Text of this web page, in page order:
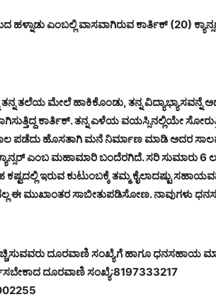
ಹಳ್ನಾಡು ಎಂಬಲ್ಲಿ ವಾಸವಾಗಿರುವ ಕಾರ್ತಿಕ್ (20)
ತಲೆಯ ಮೇಲೆ ಹಾಕಿಕೊಂಡು, ತನ್ನ ವಿದ್ಯಾಭ್ಯಾಸವನ್ನೆ
ಕಾರ್ತಿಕ್. ತನ್ನ ಎಳೆಯ ವಯಸ್ಸಿನಲ್ಲಿಯೇ
ಪಡೆದು ಹೊಸತಾಗಿ ಮನೆ ನಿರ್ಮಾಣ ಮಾಡಿ ಅದರ
ಎಂಬ ಮಹಾಮಾರಿ ಬಂದೆರಗಿದೆ. ಸರಿ ಸುಮಾರು 6
ಕಷ್ಟದಲ್ಲಿ ಇರುವ ಕುಟುಂಬಕ್ಕೆ ತಮ್ಮ ಕೈಲಾದಷ್ಟು
ಈ ಮುಖಾಂತರ ಸಾಬೀತುಪಡಿಸೋಣ. ನಾವುಗಳು
ದೂರವಾಣಿ ಸಂಖ್ಯೆಗೆ ಹಾಗೂ ಧನಸಹಾಯ
ದೂರವಾಣಿ ಸಂಖ್ಯೆ:8197333217